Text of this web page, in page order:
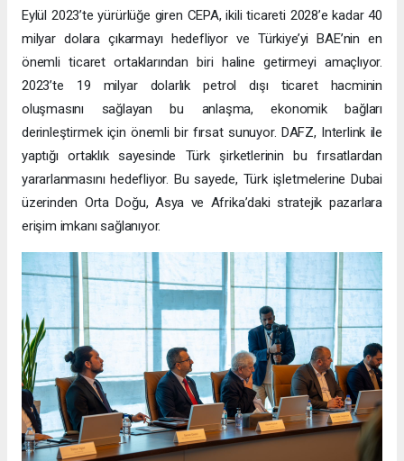
Eylül 2023’te yürürlüğe giren CEPA, ikili ticareti 2028’e kadar 40
milyar dolara çıkarmayı hedefliyor ve Türkiye’yi BAE’nin en
önemli ticaret ortaklarından biri haline getirmeyi amaçlıyor.
2023’te 19 milyar dolarlık petrol dışı ticaret hacminin
oluşmasını sağlayan bu anlaşma, ekonomik bağları
derinleştirmek için önemli bir fırsat sunuyor. DAFZ, Interlink ile
yaptığı ortaklık sayesinde Türk şirketlerinin bu fırsatlardan
yararlanmasını hedefliyor. Bu sayede, Türk işletmelerine Dubai
üzerinden Orta Doğu, Asya ve Afrika’daki stratejik pazarlara
erişim imkanı sağlanıyor.